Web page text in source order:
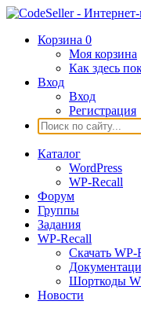
Корзина 0
Моя корзина
Как здесь
Вход
Вход
Регистрация
Каталог
WordPress
WP-Recall
Форум
Группы
Задания
WP-Recall
Скачать WP-
Шорткоды
Новости